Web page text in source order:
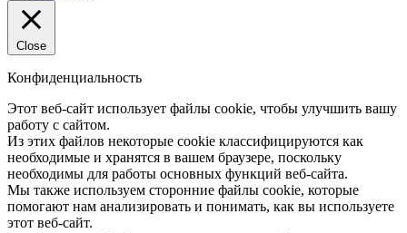
Close
Конфиденциальность
Этот веб-сайт использует файлы cookie, чтобы улучшить вашу
работу с сайтом.
Из этих файлов некоторые cookie классифицируются как
необходимые и хранятся в вашем браузере, поскольку
необходимы для работы основных функций веб-сайта.
Мы также используем сторонние файлы cookie, которые
помогают нам анализировать и понимать, как вы используете
этот веб-сайт.